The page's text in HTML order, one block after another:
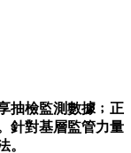
抽檢監測數據﹔正
針對基層監管力量
。